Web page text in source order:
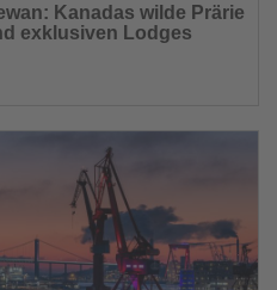
Kanadas wilde Prärie
exklusiven Lodges